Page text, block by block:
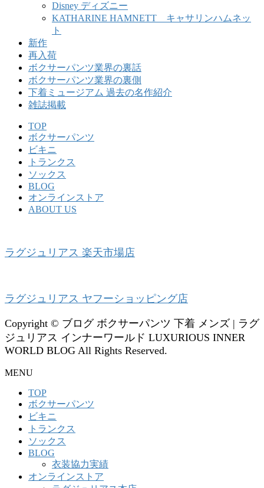
Disney ディズニー
KATHARINE HAMNETT キャサリンハムネッ
ト
新作
再入荷
ボクサーパンツ業界の裏話
ボクサーパンツ業界の裏側
下着ミュージアム 過去の名作紹介
雑誌掲載
TOP
ボクサーパンツ
ビキニ
トランクス
ソックス
BLOG
オンラインストア
ABOUT US
ラグジュリアス 楽天市場店
ラグジュリアス ヤフーショッピング店
Copyright © ブログ ボクサーパンツ 下着 メンズ | ラグ
ジュリアス インナーワールド LUXURIOUS INNER
WORLD BLOG All Rights Reserved.
MENU
TOP
ボクサーパンツ
ビキニ
トランクス
ソックス
BLOG
衣装協力実績
オンラインストア